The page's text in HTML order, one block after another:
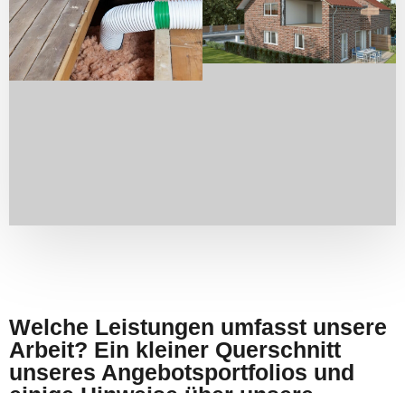
Welche Leistungen umfasst unsere
Arbeit? Ein kleiner Querschnitt
unseres Angebotsportfolios und